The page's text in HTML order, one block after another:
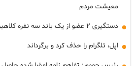
معیشت مردم
دستگیری ۲ عضو از یک باند سه نفره کلاهبرداری اینترنتی در قزوین
اپل، تلگرام را حذف کرد و برگرداند